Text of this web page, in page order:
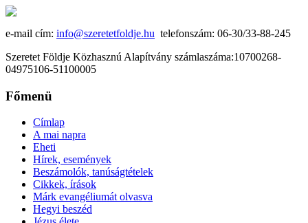
e-mail cím: info@szeretetfoldje.hu telefonszám: 06-30/33-88-245
Szeretet Földje Közhasznú Alapítvány számlaszáma:10700268-
04975106-51100005
Főmenü
Címlap
A mai napra
Eheti
Hírek, események
Beszámolók, tanúságtételek
Cikkek, írások
Márk evangéliumát olvasva
Hegyi beszéd